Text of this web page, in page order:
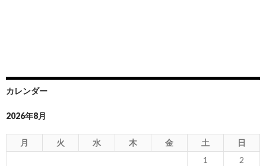
カレンダー
2026年8月
月 火 水 木 金 土
日
1
2